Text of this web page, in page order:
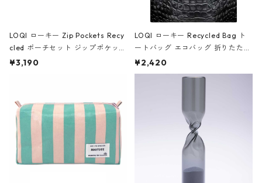
LOQI ローキー Zip Pockets Recy
cled ポーチセット ジップポケット
ファスナーポーチ 撥水加工 トラベ
ーガンディー、オフホワイト
¥3,190
LOQI ローキー Recycled Bag ト
ートバッグ エコバッグ 折りたたみ
大きめ 撥水加工 収納ポーチ CRO
CODILE/Black クロコダイル/ブラ
¥2,420